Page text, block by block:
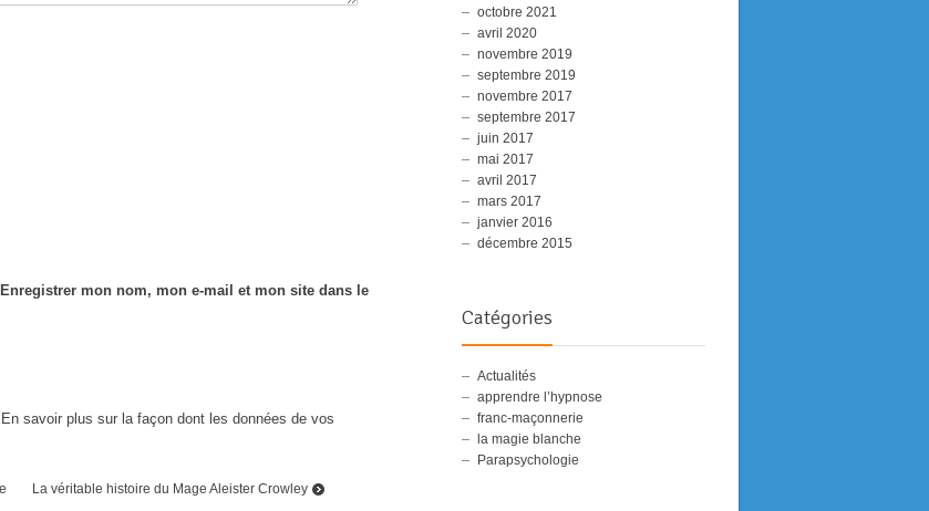
Enregistrer mon nom, mon e-mail et mon site dans le
En savoir plus sur la façon dont les données de vos
La véritable histoire du Mage Aleister Crowley
octobre 2021
avril 2020
novembre 2019
septembre 2019
novembre 2017
septembre 2017
juin 2017
mai 2017
avril 2017
mars 2017
janvier 2016
décembre 2015
Catégories
Actualités
apprendre l’hypnose
franc-maçonnerie
la magie blanche
Parapsychologie